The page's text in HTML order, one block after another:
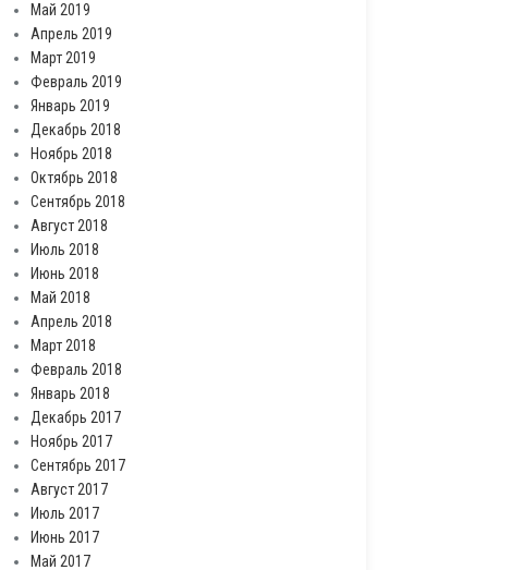
Май 2019
Апрель 2019
Март 2019
Февраль 2019
Январь 2019
Декабрь 2018
Ноябрь 2018
Октябрь 2018
Сентябрь 2018
Август 2018
Июль 2018
Июнь 2018
Май 2018
Апрель 2018
Март 2018
Февраль 2018
Январь 2018
Декабрь 2017
Ноябрь 2017
Сентябрь 2017
Август 2017
Июль 2017
Июнь 2017
Май 2017